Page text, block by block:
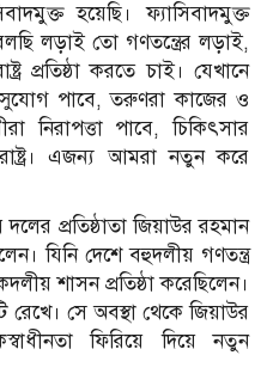
হয়েছি। ফ্যাসিবাদমুক্ত
লড়াই তো গণতন্ত্রের লড়াই,
প্রতিষ্ঠা করতে চাই। যেখানে
পাবে, তরুণরা কাজের ও
নিরাপত্তা পাবে, চিকিৎসার
এজন্য আমরা নতুন করে
প্রতিষ্ঠাতা জিয়াউর রহমান
যিনি দেশে বহুদলীয় গণতন্ত্র
শাসন প্রতিষ্ঠা করেছিলেন।
রেখে। সে অবস্থা থেকে জিয়াউর
ফিরিয়ে দিয়ে নতুন